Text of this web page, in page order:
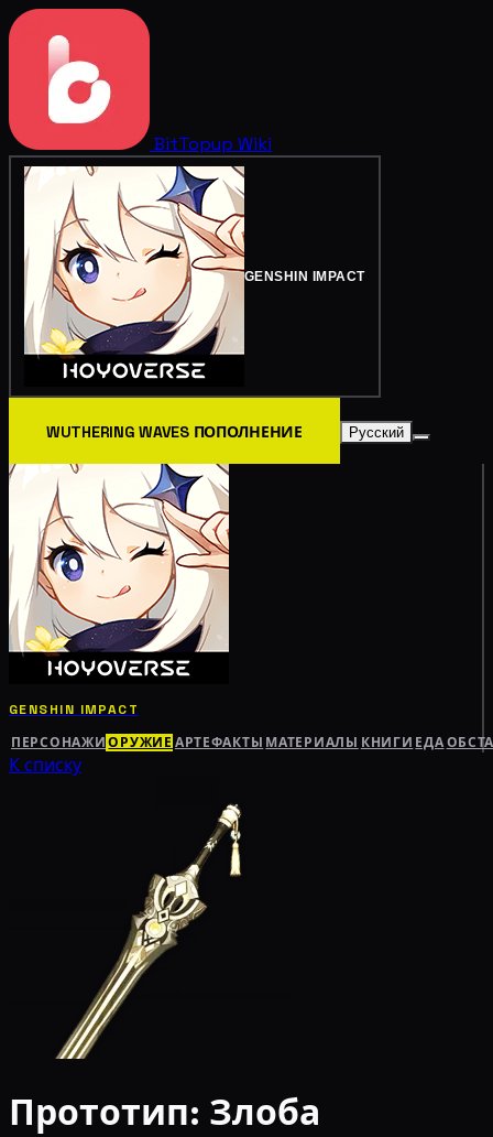
BitTopup Wiki
GENSHIN IMPACT
WUTHERING WAVES ПОПОЛНЕНИЕ Русский
GENSHIN IMPACT
ПЕРСОНАЖИ ОРУЖИЕ АРТЕФАКТЫ МАТЕРИАЛЫ КНИГИ ЕДА
К списку
Прототип: Злоба